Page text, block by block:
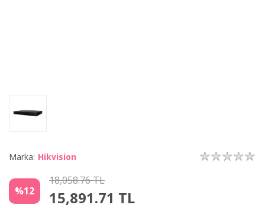
Marka: Hikvision
%12
18,058.76 TL
15,891.71 TL